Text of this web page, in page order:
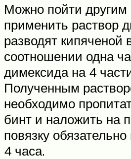
Можно пойти другим
применить раствор
разводят кипяченой
соотношении одна
димексида на 4
Полученным
необходимо
бинт и наложить на
повязку
4 часа.